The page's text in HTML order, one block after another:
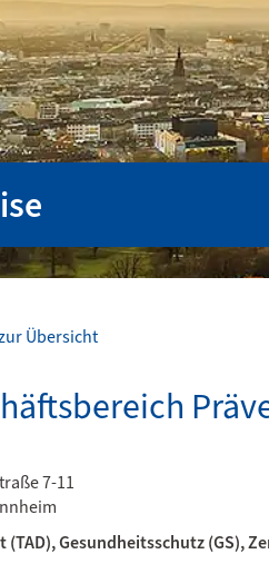
Übersicht
7-11
(TAD), Gesundheitsschutz (GS),